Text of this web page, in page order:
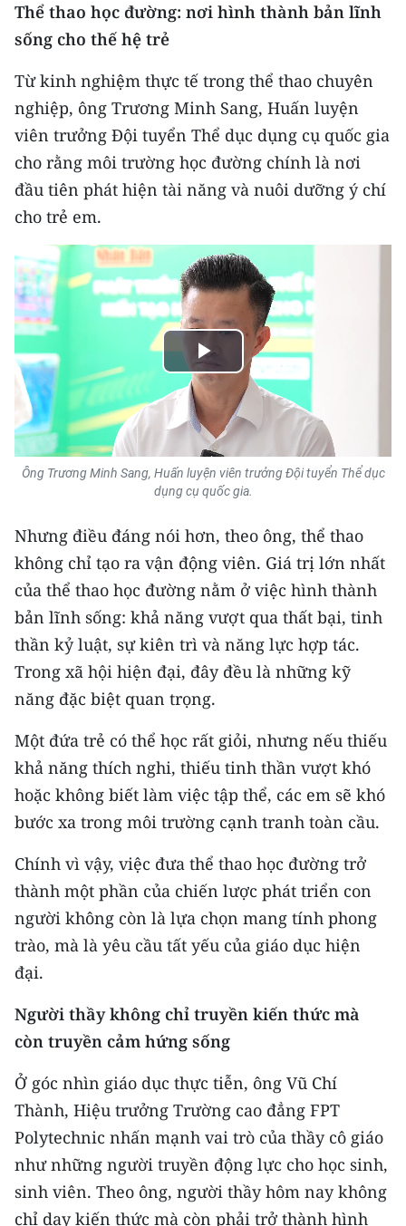
Thể thao học đường: nơi hình thành bản lĩnh
sống cho thế hệ trẻ
Từ kinh nghiệm thực tế trong thể thao chuyên
nghiệp, ông Trương Minh Sang, Huấn luyện
viên trưởng Đội tuyển Thể dục dụng cụ quốc gia
cho rằng môi trường học đường chính là nơi
đầu tiên phát hiện tài năng và nuôi dưỡng ý chí
cho trẻ em.
Play
Video
Ông Trương Minh Sang, Huấn luyện viên trưởng Đội tuyển Thể dục
dụng cụ quốc gia.
Nhưng điều đáng nói hơn, theo ông, thể thao
không chỉ tạo ra vận động viên. Giá trị lớn nhất
của thể thao học đường nằm ở việc hình thành
bản lĩnh sống: khả năng vượt qua thất bại, tinh
thần kỷ luật, sự kiên trì và năng lực hợp tác.
Trong xã hội hiện đại, đây đều là những kỹ
năng đặc biệt quan trọng.
Một đứa trẻ có thể học rất giỏi, nhưng nếu thiếu
khả năng thích nghi, thiếu tinh thần vượt khó
hoặc không biết làm việc tập thể, các em sẽ khó
bước xa trong môi trường cạnh tranh toàn cầu.
Chính vì vậy, việc đưa thể thao học đường trở
thành một phần của chiến lược phát triển con
người không còn là lựa chọn mang tính phong
trào, mà là yêu cầu tất yếu của giáo dục hiện
đại.
Người thầy không chỉ truyền kiến thức mà
còn truyền cảm hứng sống
Ở góc nhìn giáo dục thực tiễn, ông Vũ Chí
Thành, Hiệu trưởng Trường cao đẳng FPT
Polytechnic nhấn mạnh vai trò của thầy cô giáo
như những người truyền động lực cho học sinh,
sinh viên. Theo ông, người thầy hôm nay không
chỉ dạy kiến thức mà còn phải trở thành hình